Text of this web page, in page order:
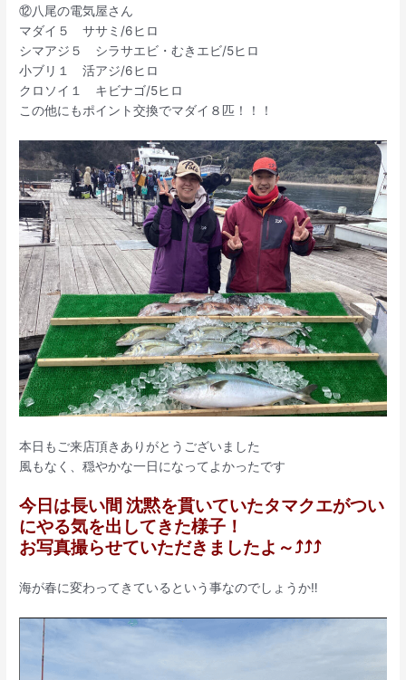
⑫八尾の電気屋さん
マダイ５ ササミ/6ヒロ
シマアジ５ シラサエビ・むきエビ/5ヒロ
小ブリ１ 活アジ/6ヒロ
クロソイ１ キビナゴ/5ヒロ
この他にもポイント交換でマダイ８匹！！！
本日もご来店頂きありがとうございました
風もなく、穏やかな一日になってよかったです
今日は長い間 沈黙を貫いていたタマクエがつい
にやる気を出してきた様子！
お写真撮らせていただきましたよ～⤴️⤴️⤴️
海が春に変わってきているという事なのでしょうか‼️